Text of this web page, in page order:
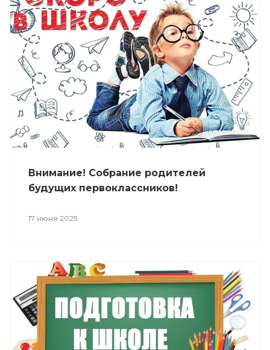
Внимание! Собрание родителей
будущих первоклассников!
17 июня 2025